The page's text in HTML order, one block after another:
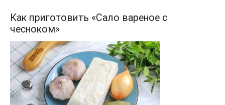
Как приготовить «Сало вареное с
чесноком»